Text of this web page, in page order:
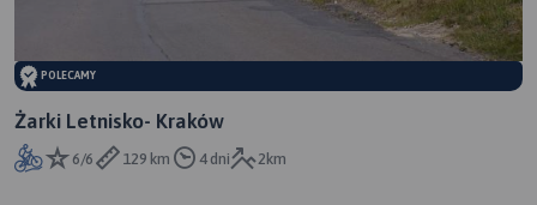
POLECAMY
Żarki Letnisko- Kraków
6/6 129 km 4 dni 2km